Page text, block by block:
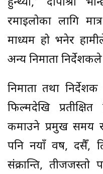
रमाइलोका लागि
माध्यम हो भनेर
अन्य निर्माता
निर्माता तथा
फिल्मदेखि
कमाउने प्रमुख समय
पनि नयाँ वर्ष, दसैँ,
संक्रान्ति, तीजजस्तो